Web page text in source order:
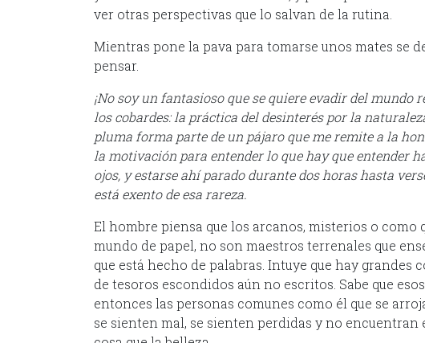
ver otras perspectivas que lo salvan de la rutina.
Mientras pone la pava para tomarse unos mates se
pensar.
¡No soy un fantasioso que se quiere evadir del mundo
los cobardes: la práctica del desinterés por la
pluma forma parte de un pájaro que me remite a la
la motivación para entender lo que hay que entender
ojos, y estarse ahí parado durante dos horas hasta
está exento de esa rareza.
El hombre piensa que los arcanos, misterios o como
mundo de papel, no son maestros terrenales que
que está hecho de palabras. Intuye que hay grandes
de tesoros escondidos aún no escritos. Sabe que
entonces las personas comunes como él que se
se sienten mal, se sienten perdidas y no